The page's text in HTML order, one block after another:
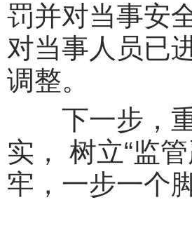
罚并对当事安
对当事人员已
调整。
下一步，重
实， 树立“监
牢，一步一个